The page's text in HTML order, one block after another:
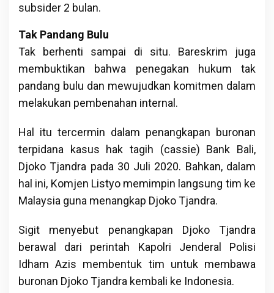
subsider 2 bulan.
Tak Pandang Bulu
Tak berhenti sampai di situ. Bareskrim juga
membuktikan bahwa penegakan hukum tak
pandang bulu dan mewujudkan komitmen dalam
melakukan pembenahan internal.
Hal itu tercermin dalam penangkapan buronan
terpidana kasus hak tagih (cassie) Bank Bali,
Djoko Tjandra pada 30 Juli 2020. Bahkan, dalam
hal ini, Komjen Listyo memimpin langsung tim ke
Malaysia guna menangkap Djoko Tjandra.
Sigit menyebut penangkapan Djoko Tjandra
berawal dari perintah Kapolri Jenderal Polisi
Idham Azis membentuk tim untuk membawa
buronan Djoko Tjandra kembali ke Indonesia.